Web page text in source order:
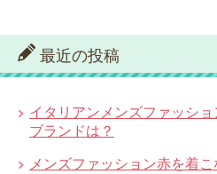
最近の投稿
イタリアンメンズファッシ
ブランドは？
メンズファッション赤を着